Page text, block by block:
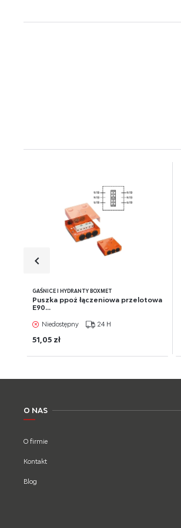
GAŚNICE I HYDRANTY BOXMET
Puszka ppoż łączeniowa przelotowa
E90...
Niedostępny 24 H
51,05 zł
O NAS
O firmie
Kontakt
Blog